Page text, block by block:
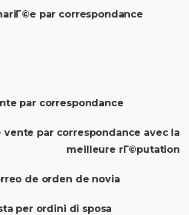
par correspondance
par correspondance
vente par correspondance avec la
meilleure rГ©putation
de orden de novia
per ordini di sposa